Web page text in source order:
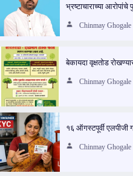
भ्रष्टाचाराच्या
Chinmay Ghogale
बेकायदा वृक्षतोड
Chinmay Ghogale
१६ ऑगस्टपूर्वी एलपीजी
Chinmay Ghogale